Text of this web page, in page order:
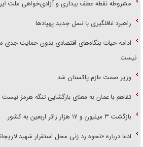
مشروطه نقطه عطف بیداری و آزادی‌خواهی ملت
راهبرد غافلگیری با نسل جدید پهپاد‌ها
ادامه حیات بنگاه‌های اقتصادی بدون حمایت جدی
نیست
وزیر صمت عازم پاکستان شد
تفاهم با عمان به معنای بازگشایی تنگه هرمز نیست
بازگشت ۳ میلیون و ۱۷ هزار زائر اربعین به کشور
ادعا درباره «نحوه رد زنی محل استقرار شهید